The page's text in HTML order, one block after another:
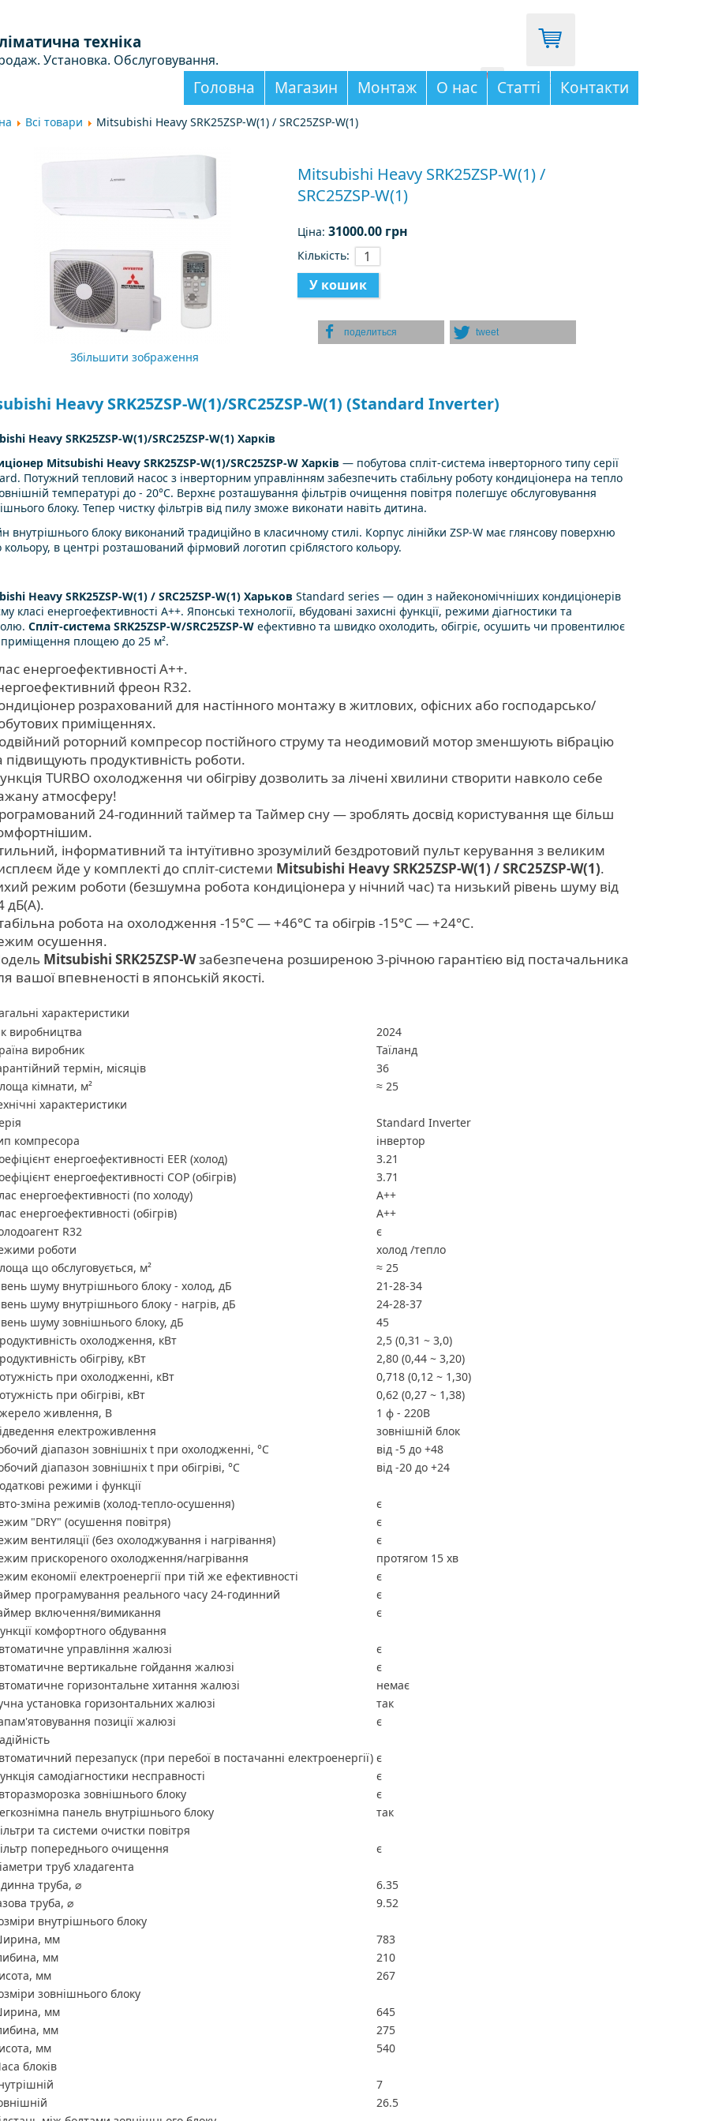
техніка
Установка. Обслуговування.
096-333-03-65
Головна Магазин Монтаж О нас Статті Контакти
Всі товари Mitsubishi Heavy SRK25ZSP-W(1) / SRC25ZSP-W(1)
Збільшити зображення
Mitsubishi Heavy SRK25ZSP-W(1) /
SRC25ZSP-W(1)
Ціна: 31000.00 грн
Кількість:
поделиться tweet
Heavy SRK25ZSP-W(1)/SRC25ZSP-W(1) (Standard Inverter)
Heavy SRK25ZSP-W(1)/SRC25ZSP-W(1) Харків
Mitsubishi Heavy SRK25ZSP-W(1)/SRC25ZSP-W Харків — побутова спліт-система інверторного типу серії
Потужний тепловий насос з інверторним управлінням забезпечить стабільну роботу кондиціонера на тепло
температурі до - 20°C. Верхнє розташування фільтрів очищення повітря полегшує обслуговування
блоку. Тепер чистку фільтрів від пилу зможе виконати навіть дитина.
внутрішнього блоку виконаний традиційно в класичному стилі. Корпус лінійки ZSP-W має глянсову поверхню
кольору, в центрі розташований фірмовий логотип сріблястого кольору.
Heavy SRK25ZSP-W(1) / SRC25ZSP-W(1) Харьков Standard series — один з найекономічніших кондиціонерів
класі енергоефективності А++. Японські технології, вбудовані захисні функції, режими діагностики та
Спліт-система SRK25ZSP-W/SRC25ZSP-W ефективно та швидко охолодить, обігріє, осушить чи провентилює
площею до 25 м².
енергоефективності А++.
фреон R32.
розрахований для настінного монтажу в житлових, офісних або господарсько/
приміщеннях.
роторний компресор постійного струму та неодимовий мотор зменшують вібрацію
підвищують продуктивність роботи.
TURBO охолодження чи обігріву дозволить за лічені хвилини створити навколо себе
атмосферу!
24-годинний таймер та Таймер сну — зроблять досвід користування ще більш
інформативний та інтуїтивно зрозумілий бездротовий пульт керування з великим
йде у комплекті до спліт-системи Mitsubishi Heavy SRK25ZSP-W(1) / SRC25ZSP-W(1).
режим роботи (безшумна робота кондиціонера у нічний час) та низький рівень шуму від
дБ(А).
робота на охолодження -15°C — +46°C та обігрів -15°C — +24°C.
осушення.
Mitsubishi SRK25ZSP-Wзабезпечена розширеною 3-річною гарантією від постачальника
вашої впевненості в японській якості.
характеристики
виробництва
2024
виробник
Таїланд
термін, місяців
36
кімнати, м²
≈ 25
характеристики
Standard Inverter
компресора
інвертор
енергоефективності EER (холод)
3.21
енергоефективності COP (обігрів)
3.71
енергоефективності (по холоду)
A++
енергоефективності (обігрів)
A++
R32
є
роботи
холод /тепло
що обслуговується, м²
≈ 25
шуму внутрішнього блоку - холод, дБ
21-28-34
шуму внутрішнього блоку - нагрів, дБ
24-28-37
шуму зовнішнього блоку, дБ
45
охолодження, кВт
2,5 (0,31 ~ 3,0)
обігріву, кВт
2,80 (0,44 ~ 3,20)
при охолодженні, кВт
0,718 (0,12 ~ 1,30)
при обігріві, кВт
0,62 (0,27 ~ 1,38)
живлення, В
1 ф - 220B
електроживлення
зовнішній блок
діапазон зовнішніх t при охолодженні, °C
від -5 до +48
діапазон зовнішніх t при обігріві, °C
від -20 до +24
режими і функції
зміна режимів (холод-тепло-осушення)
є
"DRY" (осушення повітря)
є
вентиляції (без охолоджування і нагрівання)
є
прискореного охолодження/нагрівання
протягом 15 хв
економії електроенергії при тій же ефективності
є
програмування реального часу 24-годинний
є
включення/вимикання
є
комфортного обдування
управління жалюзі
є
вертикальне гойдання жалюзі
є
горизонтальне хитання жалюзі
немає
установка горизонтальних жалюзі
так
позиції жалюзі
є
перезапуск (при перебої в постачанні електроенергії) є
самодіагностики несправності
є
зовнішнього блоку
є
панель внутрішнього блоку
так
та системи очистки повітря
попереднього очищення
є
труб хладагента
труба, ⌀
6.35
труба, ⌀
9.52
внутрішнього блоку
мм
783
мм
210
мм
267
зовнішнього блоку
мм
645
мм
275
мм
540
блоків
7
26.5